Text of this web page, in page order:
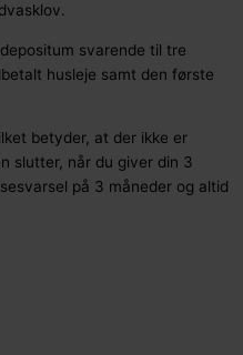
svarende til tre
husleje samt den første
betyder, at der ikke er
slutter, når du giver din 3
på 3 måneder og altid